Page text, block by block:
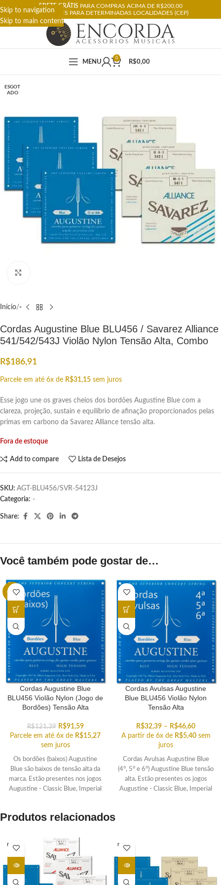
Skip to navigation
Skip to main content
FRETE GRÁTIS PARA COMPRAS ACIMA DE R$200,00
RESTRIÇÕES PARA DETERMINADAS LOCALIDADES (CEP)
MENU
0
R$0,00
ESGOT
ADO
Início -
Cordas Augustine Blue BLU456 / Savarez Alliance
541/542/543J Violão Nylon Tensão Alta, Combo
R$186,91
Parcele em até 6x de R$31,15 sem juros
Esse jogo une os graves cheios dos bordões Augustine Blue com a
clareza, projeção, sustain e equilíbrio de afinação proporcionados pelas
primas em carbono da Savarez Alliance tensão alta.
Fora de estoque
Add to compare Lista de Desejos
SKU: AGT-BLU456/SVR-54123J
Categoria: -
Share:
Você também pode gostar de…
-25%
Cordas Augustine Blue
BLU456 Violão Nylon (Jogo de
Bordões) Tensão Alta
R$121,39 R$91,59
Parcele em até 6x de R$15,27
sem juros
Os bordões (baixos) Augustine
Blue são baixos de tensão alta da
marca. Estão presentes nos jogos
Augustine - Classic Blue, Imperial
Cordas Avulsas Augustine
Blue BLU456 Violão Nylon
Tensão Alta
R$32,39 – R$46,60
A partir de 6x de R$5,40 sem
juros
Cordas Avulsas Augustine Blue
(4°, 5° e 6°) Augustine Blue tensão
alta. Estão presentes os jogos
Augustine - Classic Blue, Imperial
Produtos relacionados
ESGOT
ADO
ESGOT
ADO